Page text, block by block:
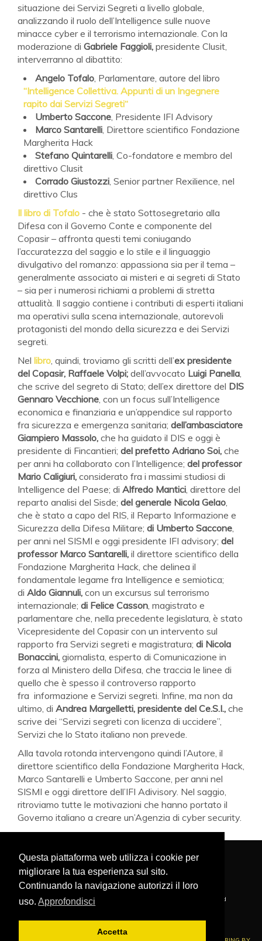
Questa piattaforma web utilizza i cookie per
migliorare la tua esperienza sul sito.
Continuando la navigazione autorizzi il loro
uso. Approfondisci
Accetta
situazione dei Servizi Segreti a livello globale,
analizzando il ruolo dell’Intelligence sulle nuove
minacce cyber e il terrorismo internazionale. Con la
moderazione di Gabriele Faggioli, presidente Clusit,
interverranno al dibattito:
Angelo Tofalo , Parlamentare, autore del libro
“Intelligence Collettiva. Appunti di un Ingegnere
rapito dai Servizi Segreti“
Umberto Saccone , Presidente IFI Advisory
Marco Santarelli , Direttore scientifico Fondazione
Margherita Hack
Stefano Quintarelli , Co-fondatore e membro del
direttivo Clusit
Corrado Giustozzi , Senior partner Rexilience, nel
direttivo Clus
Il libro di Tofalo - che è stato Sottosegretario alla
Difesa con il Governo Conte e componente del
Copasir – affronta questi temi coniugando
l’accuratezza del saggio e lo stile e il linguaggio
divulgativo del romanzo: appassiona sia per il tema –
generalmente associato ai misteri e ai segreti di Stato
– sia per i numerosi richiami a problemi di stretta
attualità. Il saggio contiene i contributi di esperti italiani
ma operativi sulla scena internazionale, autorevoli
protagonisti del mondo della sicurezza e dei Servizi
segreti.
Nel libro , quindi, troviamo gli scritti dell’ex presidente
del Copasir, Raffaele Volpi; dell’avvocato Luigi Panella
che scrive del segreto di Stato; dell’ex direttore del DIS
Gennaro Vecchione , con un focus sull’Intelligence
economica e finanziaria e un’appendice sul rapporto
fra sicurezza e emergenza sanitaria; dell’ambasciatore
Giampiero Massolo, che ha guidato il DIS e oggi è
presidente di Fincantieri; del prefetto Adriano Soi, che
per anni ha collaborato con l’Intelligence; del professor
Mario Caligiuri, considerato fra i massimi studiosi di
Intelligence del Paese; di Alfredo Mantici , direttore del
reparto analisi del Sisde; del generale Nicola Gelao
che è stato a capo del RIS, il Reparto Informazione e
Sicurezza della Difesa Militare; di Umberto Saccone
per anni nel SISMI e oggi presidente IFI advisory; del
professor Marco Santarelli, il direttore scientifico della
Fondazione Margherita Hack, che delinea il
fondamentale legame fra Intelligence e semiotica;
di Aldo Giannuli, con un excursus sul terrorismo
internazionale; di Felice Casson , magistrato e
parlamentare che, nella precedente legislatura, è stato
Vicepresidente del Copasir con un intervento sul
rapporto fra Servizi segreti e magistratura; di Nicola
Bonaccini, giornalista, esperto di Comunicazione in
forza al Ministero della Difesa, che traccia le linee di
quello che è spesso il controverso rapporto
fra informazione e Servizi segreti. Infine, ma non da
ultimo, di Andrea Margelletti, presidente del Ce.S.I., che
scrive dei “Servizi segreti con licenza di uccidere”,
Servizi che lo Stato italiano non prevede.
Alla tavola rotonda intervengono quindi l’Autore, il
direttore scientifico della Fondazione Margherita Hack,
Marco Santarelli e Umberto Saccone, per anni nel
SISMI e oggi direttore dell’IFI Adivisory. Nel saggio,
ritroviamo tutte le motivazioni che hanno portato il
Governo italiano a creare un’Agenzia di cyber security.
FONDAZIONE MARGHERITA HACK - Copyright © 2020 . All Rights Reserved
Via XXIV Maggio, 9 - 64021 Giulianova (TE) ITALY